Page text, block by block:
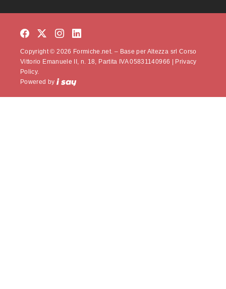
Copyright © 2026 Formiche.net. – Base per Altezza srl Corso
Vittorio Emanuele II, n. 18, Partita IVA 05831140966 | Privacy
Policy.
Powered by